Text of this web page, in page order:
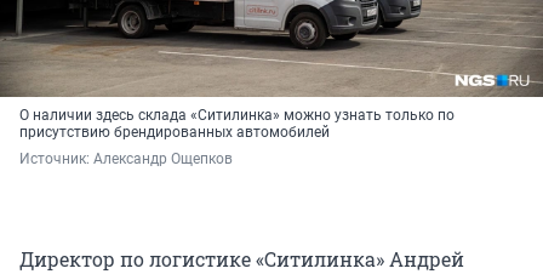
О наличии здесь склада «Ситилинка» можно узнать только по
присутствию брендированных автомобилей
Источник: Александр Ощепков
Директор по логистике «Ситилинка» Андрей